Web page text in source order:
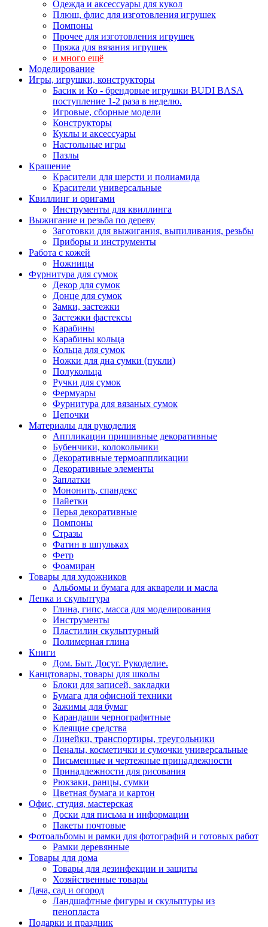
Одежда и аксессуары для кукол
Плюш, флис для изготовления игрушек
Помпоны
Прочее для изготовления игрушек
Пряжа для вязания игрушек
и много ещё
Моделирование
Игры, игрушки, конструкторы
Басик и Ко - брендовые игрушки BUDI BASA
поступление 1-2 раза в неделю.
Игровые, сборные модели
Конструкторы
Куклы и аксессуары
Настольные игры
Пазлы
Крашение
Красители для шерсти и полиамида
Красители универсальные
Квиллинг и оригами
Инструменты для квиллинга
Выжигание и резьба по дереву
Заготовки для выжигания, выпиливания, резьбы
Приборы и инструменты
Работа с кожей
Ножницы
Фурнитура для сумок
Декор для сумок
Донце для сумок
Замки, застежки
Застежки фастексы
Карабины
Карабины кольца
Кольца для сумок
Ножки для дна сумки (пукли)
Полукольца
Ручки для сумок
Фермуары
Фурнитура для вязаных сумок
Цепочки
Материалы для рукоделия
Аппликации пришивные декоративные
Бубенчики, колокольчики
Декоративные термоаппликации
Декоративные элементы
Заплатки
Мононить, спандекс
Пайетки
Перья декоративные
Помпоны
Стразы
Фатин в шпульках
Фетр
Фоамиран
Товары для художников
Альбомы и бумага для акварели и масла
Лепка и скульптура
Глина, гипс, масса для моделирования
Инструменты
Пластилин скульптурный
Полимерная глина
Книги
Дом. Быт. Досуг. Рукоделие.
Канцтовары, товары для школы
Блоки для записей, закладки
Бумага для офисной техники
Зажимы для бумаг
Карандаши чернографитные
Клеящие средства
Линейки, транспортиры, треугольники
Пеналы, косметички и сумочки универсальные
Письменные и чертежные принадлежности
Принадлежности для рисования
Рюкзаки, ранцы, сумки
Цветная бумага и картон
Офис, студия, мастерская
Доски для письма и информации
Пакеты почтовые
Фотоальбомы и рамки для фотографий и готовых работ
Рамки деревянные
Товары для дома
Товары для дезинфекции и защиты
Хозяйственные товары
Дача, сад и огород
Ландшафтные фигуры и скульптуры из
пенопласта
Подарки и праздник